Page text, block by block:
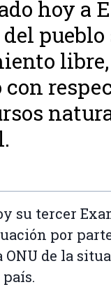
hoy a
su tercer
por
de la